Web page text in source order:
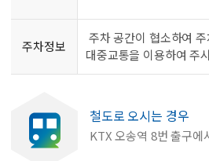
주차정보
주차 공간이 협소하여
대중교통을 이용하여 주
철도로 오시는 경우
KTX 오송역 8번 출구에